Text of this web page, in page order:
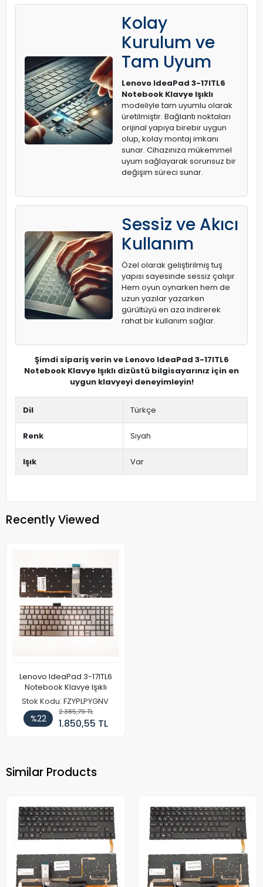
Kolay
Kurulum ve
Tam Uyum
Lenovo IdeaPad 3-17ITL6
Notebook Klavye Işıklı
modeliyle tam uyumlu olarak
üretilmiştir. Bağlantı noktaları
orijinal yapıya birebir uygun
olup, kolay montaj imkanı
sunar. Cihazınıza mükemmel
uyum sağlayarak sorunsuz bir
değişim süreci sunar.
Sessiz ve Akıcı
Kullanım
Özel olarak geliştirilmiş tuş
yapısı sayesinde sessiz çalışır.
Hem oyun oynarken hem de
uzun yazılar yazarken
gürültüyü en aza indirerek
rahat bir kullanım sağlar.
Şimdi sipariş verin ve Lenovo IdeaPad 3-17ITL6
Notebook Klavye Işıklı dizüstü bilgisayarınız için en
uygun klavyeyi deneyimleyin!
Dil Türkçe
Renk Siyah
Işık Var
Recently Viewed
Lenovo IdeaPad 3-17ITL6
Notebook Klavye Işıklı
Stok Kodu: FZYPLPYGNV
%22
2.385,79 TL
1.850,55 TL
Similar Products